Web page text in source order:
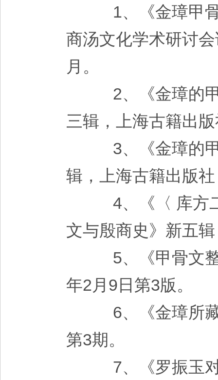
1、《金璋甲骨
商汤文化学术研讨
月。
2、《金璋的甲
三辑，上海古籍出
3、《金璋的甲
辑，上海古籍出版
4、《〈 库方二
文与殷商史》新五
5、《甲骨文整
年2月9日第3版。
6、《金璋所藏
第3期。
7、《罗振玉对